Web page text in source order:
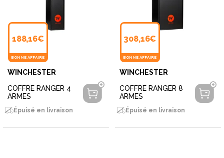
188,16€
BONNE AFFAIRE
WINCHESTER
COFFRE RANGER 4
ARMES
Épuisé en livraison
308,16€
BONNE AFFAIRE
WINCHESTER
COFFRE RANGER 8
ARMES
Épuisé en livraison